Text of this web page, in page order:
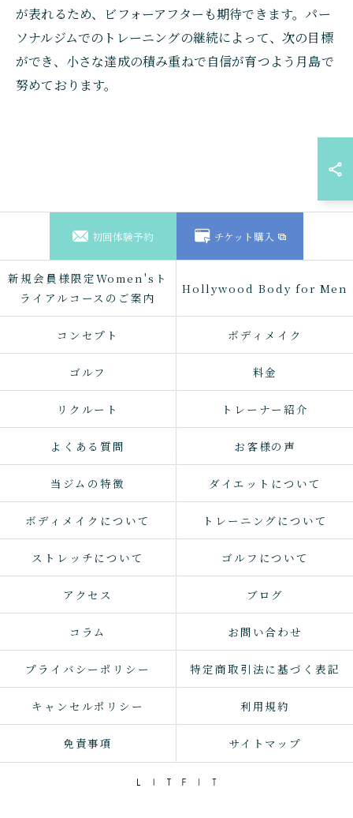
が表れるため、ビフォーアフターも期待できます。パー
ソナルジムでのトレーニングの継続によって、次の目標
ができ、小さな達成の積み重ねで自信が育つよう月島で
努めております。
初回体験予約 チケット購入
新規会員様限定Women'sト
ライアルコースのご案内
Hollywood Body for Men
コンセプト ボディメイク
ゴルフ 料金
リクルート トレーナー紹介
よくある質問 お客様の声
当ジムの特徴 ダイエットについて
ボディメイクについて トレーニングについて
ストレッチについて ゴルフについて
アクセス ブログ
コラム お問い合わせ
プライバシーポリシー 特定商取引法に基づく表記
キャンセルポリシー 利用規約
免責事項 サイトマップ